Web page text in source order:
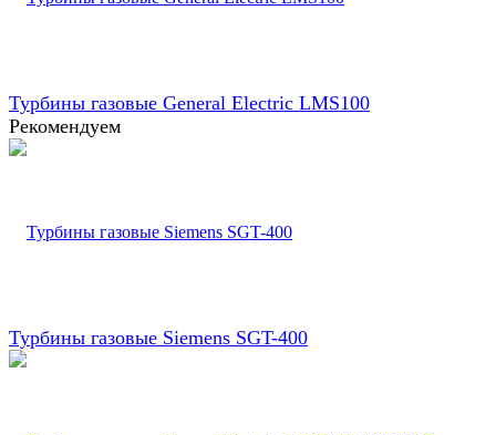
Турбины газовые General Electric LMS100
Рекомендуем
Турбины газовые Siemens SGT-400